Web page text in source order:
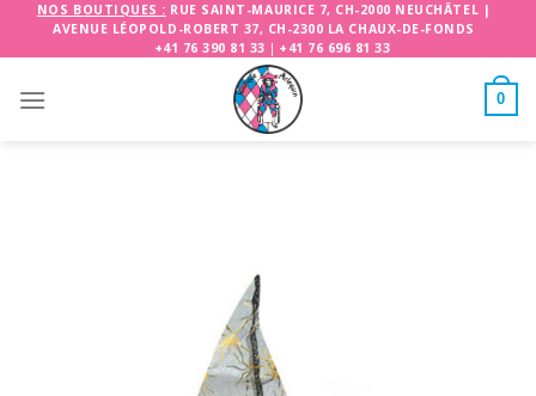
NOS BOUTIQUES : RUE SAINT-MAURICE 7, CH-2000 NEUCHÂTEL |
AVENUE LÉOPOLD-ROBERT 37, CH-2300 LA CHAUX-DE-FONDS
+41 76 390 81 33 | +41 76 696 81 33
0